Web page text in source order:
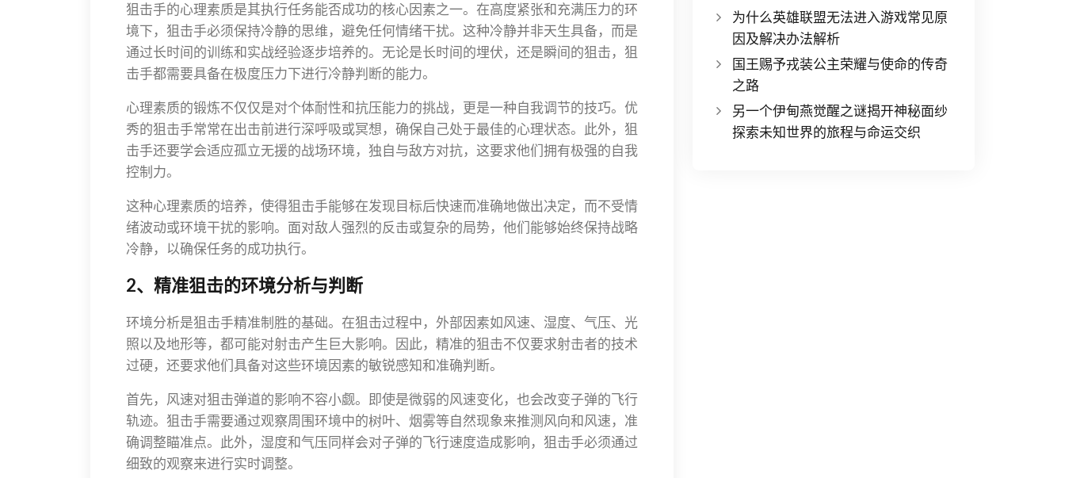
狙击手的心理素质是其执行任务能否成功的核心因素之一。在高度紧张和充满压力的环
境下，狙击手必须保持冷静的思维，避免任何情绪干扰。这种冷静并非天生具备，而是
通过长时间的训练和实战经验逐步培养的。无论是长时间的埋伏，还是瞬间的狙击，狙
击手都需要具备在极度压力下进行冷静判断的能力。
心理素质的锻炼不仅仅是对个体耐性和抗压能力的挑战，更是一种自我调节的技巧。优
秀的狙击手常常在出击前进行深呼吸或冥想，确保自己处于最佳的心理状态。此外，狙
击手还要学会适应孤立无援的战场环境，独自与敌方对抗，这要求他们拥有极强的自我
控制力。
这种心理素质的培养，使得狙击手能够在发现目标后快速而准确地做出决定，而不受情
绪波动或环境干扰的影响。面对敌人强烈的反击或复杂的局势，他们能够始终保持战略
冷静，以确保任务的成功执行。
2、精准狙击的环境分析与判断
环境分析是狙击手精准制胜的基础。在狙击过程中，外部因素如风速、湿度、气压、光
照以及地形等，都可能对射击产生巨大影响。因此，精准的狙击不仅要求射击者的技术
过硬，还要求他们具备对这些环境因素的敏锐感知和准确判断。
首先，风速对狙击弹道的影响不容小觑。即使是微弱的风速变化，也会改变子弹的飞行
轨迹。狙击手需要通过观察周围环境中的树叶、烟雾等自然现象来推测风向和风速，准
确调整瞄准点。此外，湿度和气压同样会对子弹的飞行速度造成影响，狙击手必须通过
细致的观察来进行实时调整。
为什么英雄联盟无法进入游戏常见原
因及解决办法解析
国王赐予戎装公主荣耀与使命的传奇
之路
另一个伊甸燕觉醒之谜揭开神秘面纱
探索未知世界的旅程与命运交织